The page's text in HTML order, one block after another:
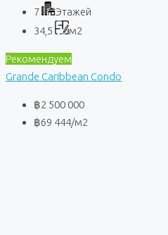
7
Этажей
34,5
м2
Рекомендуем
Grande Caribbean Condo
฿2 500 000
฿69 444/м2